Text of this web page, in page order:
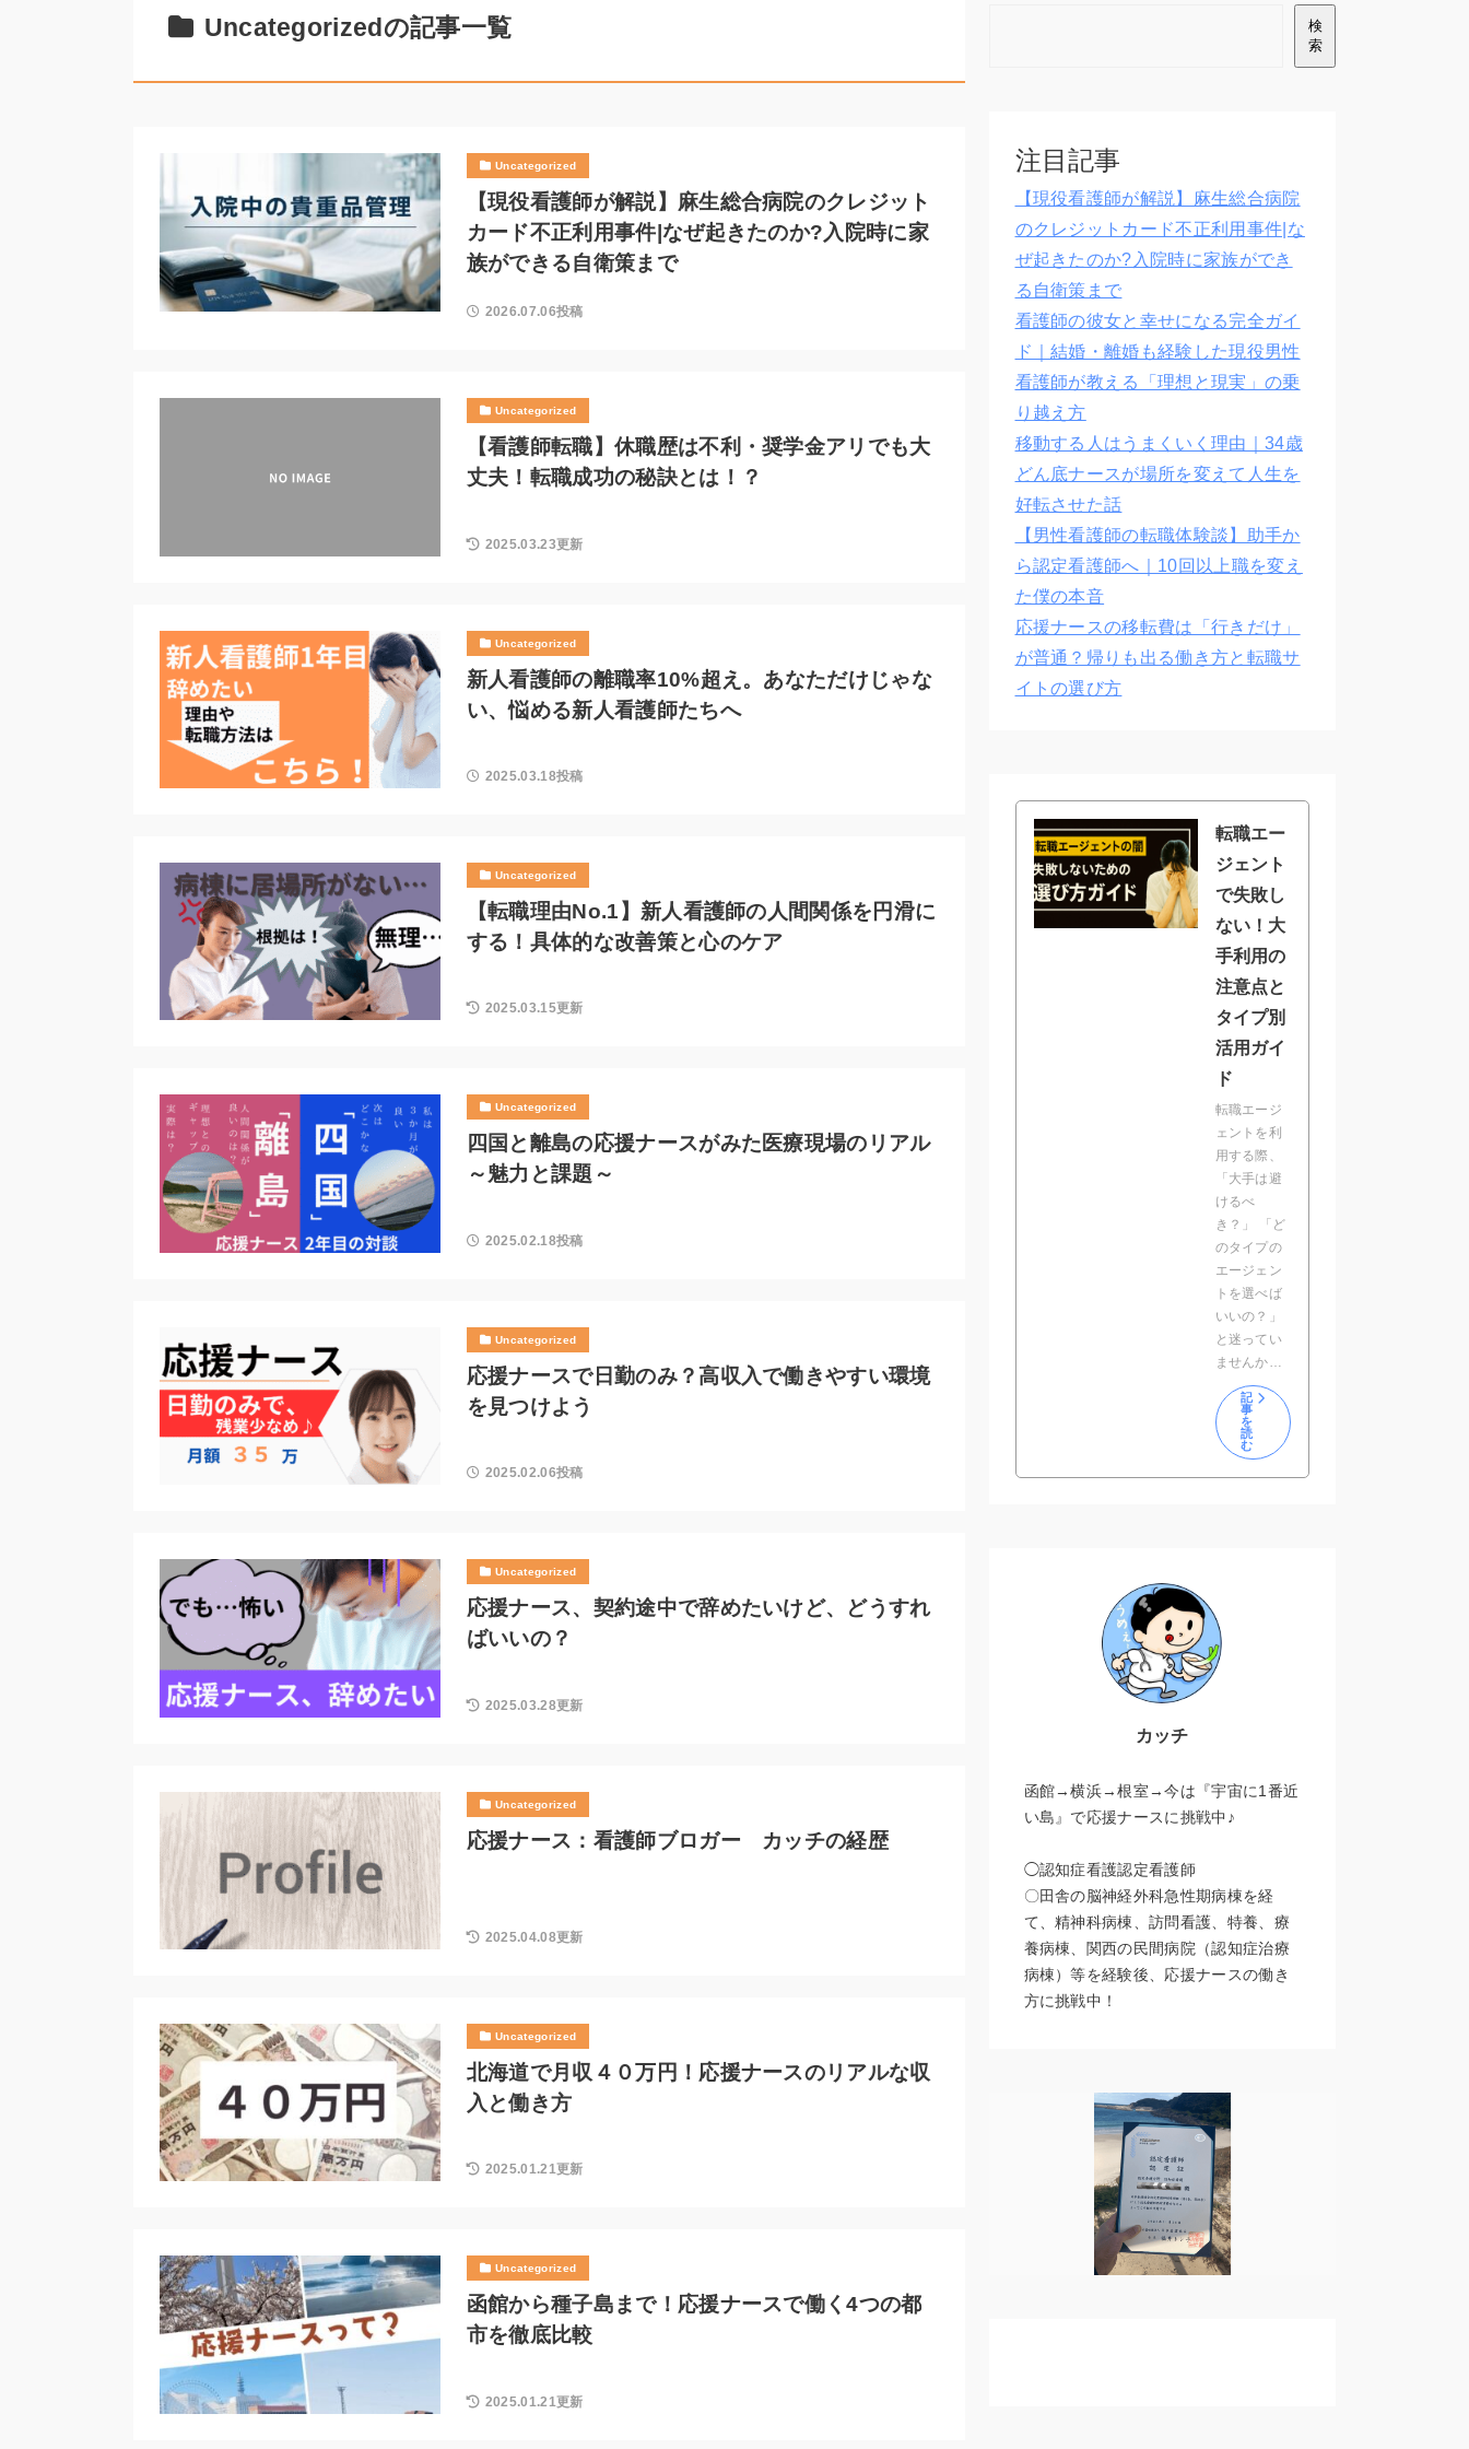
Uncategorizedの記事一覧
Uncategorized
【現役看護師が解説】麻生総合病院のクレジット
カード不正利用事件|なぜ起きたのか?入院時に家
族ができる自衛策まで
2026.07.06投稿
Uncategorized
【看護師転職】休職歴は不利・奨学金アリでも大
丈夫！転職成功の秘訣とは！？
2025.03.23更新
Uncategorized
新人看護師の離職率10%超え。あなただけじゃな
い、悩める新人看護師たちへ
2025.03.18投稿
Uncategorized
【転職理由No.1】新人看護師の人間関係を円滑に
する！具体的な改善策と心のケア
2025.03.15更新
Uncategorized
四国と離島の応援ナースがみた医療現場のリアル
～魅力と課題～
2025.02.18投稿
Uncategorized
応援ナースで日勤のみ？高収入で働きやすい環境
を見つけよう
2025.02.06投稿
Uncategorized
応援ナース、契約途中で辞めたいけど、どうすれ
ばいいの？
2025.03.28更新
Uncategorized
応援ナース：看護師ブロガー カッチの経歴
2025.04.08更新
Uncategorized
北海道で月収４０万円！応援ナースのリアルな収
入と働き方
2025.01.21更新
Uncategorized
函館から種子島まで！応援ナースで働く4つの都
市を徹底比較
2025.01.21更新
検
索
注目記事
【現役看護師が解説】麻生総合病院
のクレジットカード不正利用事件|な
ぜ起きたのか?入院時に家族ができ
る自衛策まで
看護師の彼女と幸せになる完全ガイ
ド｜結婚・離婚も経験した現役男性
看護師が教える「理想と現実」の乗
り越え方
移動する人はうまくいく理由｜34歳
どん底ナースが場所を変えて人生を
好転させた話
【男性看護師の転職体験談】助手か
ら認定看護師へ｜10回以上職を変え
た僕の本音
応援ナースの移転費は「行きだけ」
が普通？帰りも出る働き方と転職サ
イトの選び方
転職エー
ジェント
で失敗し
ない！大
手利用の
注意点と
タイプ別
活用ガイ
ド
転職エージ
ェントを利
用する際、
「大手は避
けるべ
き？」 「ど
のタイプの
エージェン
トを選べば
いいの？」
と迷ってい
ませんか…
記
事
を
読
む
カッチ
函館→横浜→根室→今は『宇宙に1番近
い島』で応援ナースに挑戦中♪
◯認知症看護認定看護師
〇田舎の脳神経外科急性期病棟を経
て、精神科病棟、訪問看護、特養、療
養病棟、関西の民間病院（認知症治療
病棟）等を経験後、応援ナースの働き
方に挑戦中！